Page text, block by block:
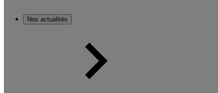
Nos actualités